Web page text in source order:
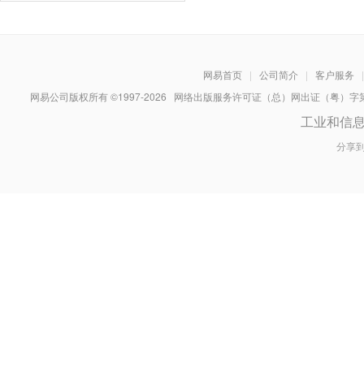
网易首页 | 公司简介 | 客户服务
|
网易公司版权所有 ©1997-2026 网络出版服务许可证（总）网出证（粤）
工业和信
分享